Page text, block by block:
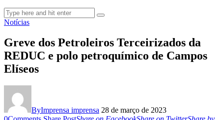
Notícias
Greve dos Petroleiros Terceirizados da
REDUC e polo petroquímico de Campos
Elíseos
ByImprensa imprensa 28 de março de 2023